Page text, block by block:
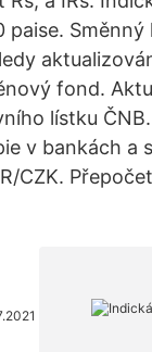
paise.
fond.
lístku
v bankách a
CZK.